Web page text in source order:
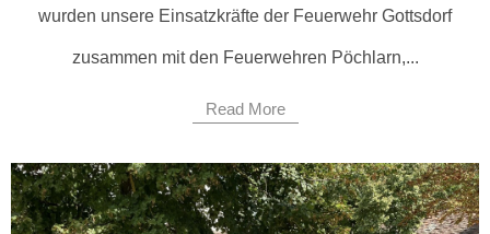
wurden unsere Einsatzkräfte der Feuerwehr Gottsdorf
zusammen mit den Feuerwehren Pöchlarn,...
Read More